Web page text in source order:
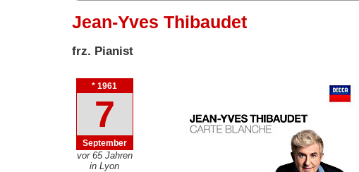
Jean-Yves Thibaudet
frz. Pianist
* 1961
7
September
vor 65 Jahren
in Lyon